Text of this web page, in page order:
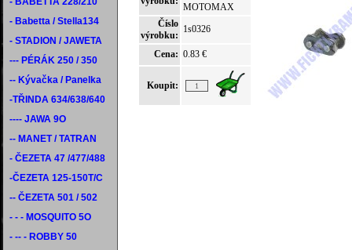
- Babetta / Stella134
- STADION / JAWETA
--- PÉRÁK 250 / 350
-- Kývačka / Panelka
-TŘINDA 634/638/640
---- JAWA 9O
-- MANET / TATRAN
- ČEZETA 47 /477/488
-ČEZETA 125-150T/C
-- ČEZETA 501 / 502
- - - MOSQUITO 5O
- -- - ROBBY 50
MOTOMAX
Číslo
výrobku:
1s0326
Cena: 0.83 €
Koupit: